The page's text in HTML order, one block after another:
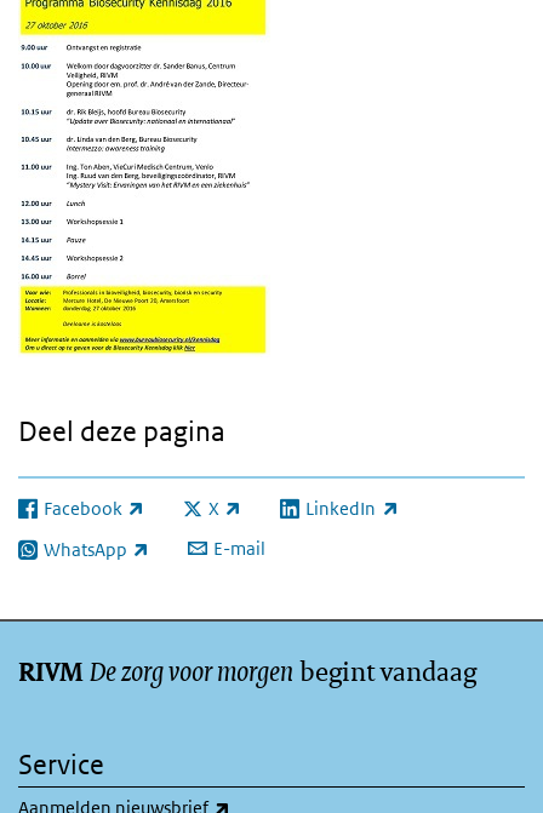
Deel deze pagina
Facebook
(externe link) X
(externe link) LinkedIn
(externe link)
WhatsApp
(externe link) E-mail
RIVMDe zorg voor morgen begint vandaag
Service
Aanmelden nieuwsbrief